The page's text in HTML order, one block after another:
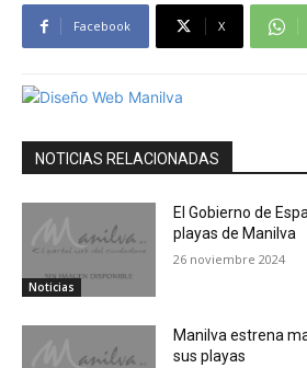
Facebook X
NOTICIAS RELACIONADAS
Noticias
El Gobierno de
playas de Manilva
26 noviembre 2024
Manilva estrena
sus playas